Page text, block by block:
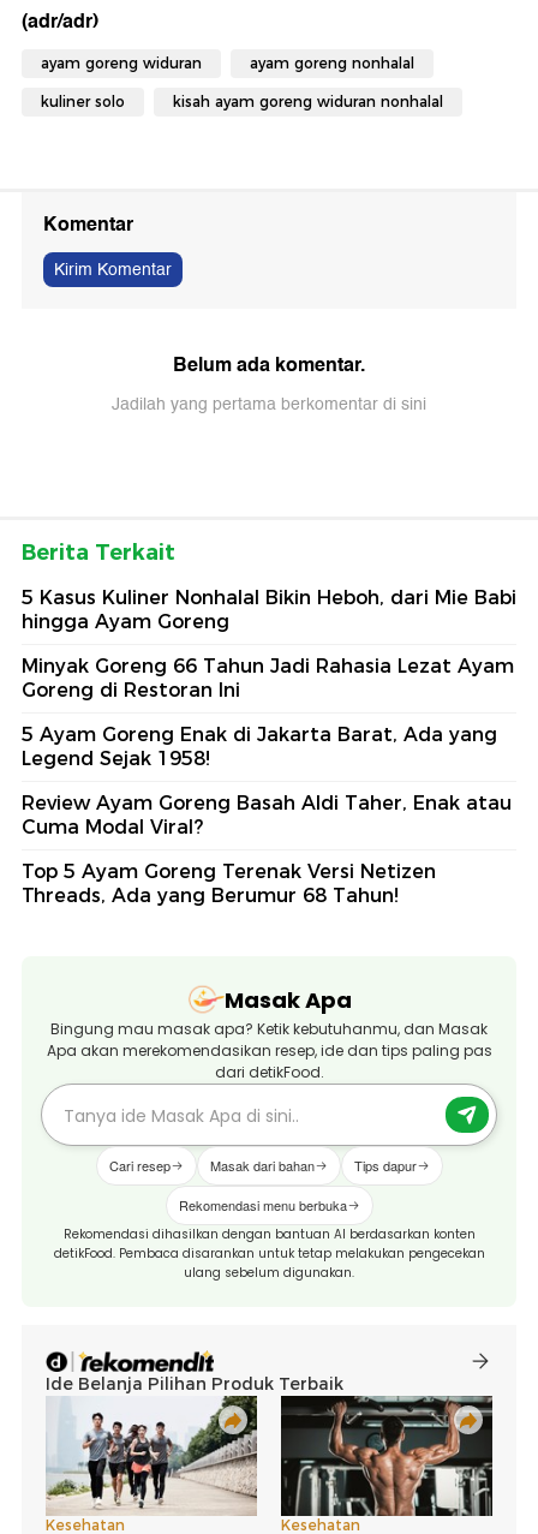
(adr/adr)
ayam goreng widuran ayam goreng nonhalal
kuliner solo kisah ayam goreng widuran nonhalal
Komentar
Kirim Komentar
Belum ada komentar.
Jadilah yang pertama berkomentar di sini
Berita Terkait
5 Kasus Kuliner Nonhalal Bikin Heboh, dari Mie Babi
hingga Ayam Goreng
Minyak Goreng 66 Tahun Jadi Rahasia Lezat Ayam
Goreng di Restoran Ini
5 Ayam Goreng Enak di Jakarta Barat, Ada yang
Legend Sejak 1958!
Review Ayam Goreng Basah Aldi Taher, Enak atau
Cuma Modal Viral?
Top 5 Ayam Goreng Terenak Versi Netizen
Threads, Ada yang Berumur 68 Tahun!
Masak Apa
Bingung mau masak apa? Ketik kebutuhanmu, dan Masak
Apa akan merekomendasikan resep, ide dan tips paling pas
dari detikFood.
Cari resep Masak dari bahan Tips dapur
Rekomendasi menu berbuka
Rekomendasi dihasilkan dengan bantuan AI berdasarkan konten
detikFood. Pembaca disarankan untuk tetap melakukan pengecekan
ulang sebelum digunakan.